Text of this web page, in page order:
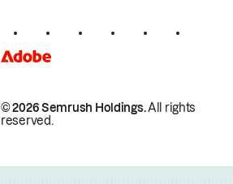
© 2026 Semrush Holdings.All rights
reserved.